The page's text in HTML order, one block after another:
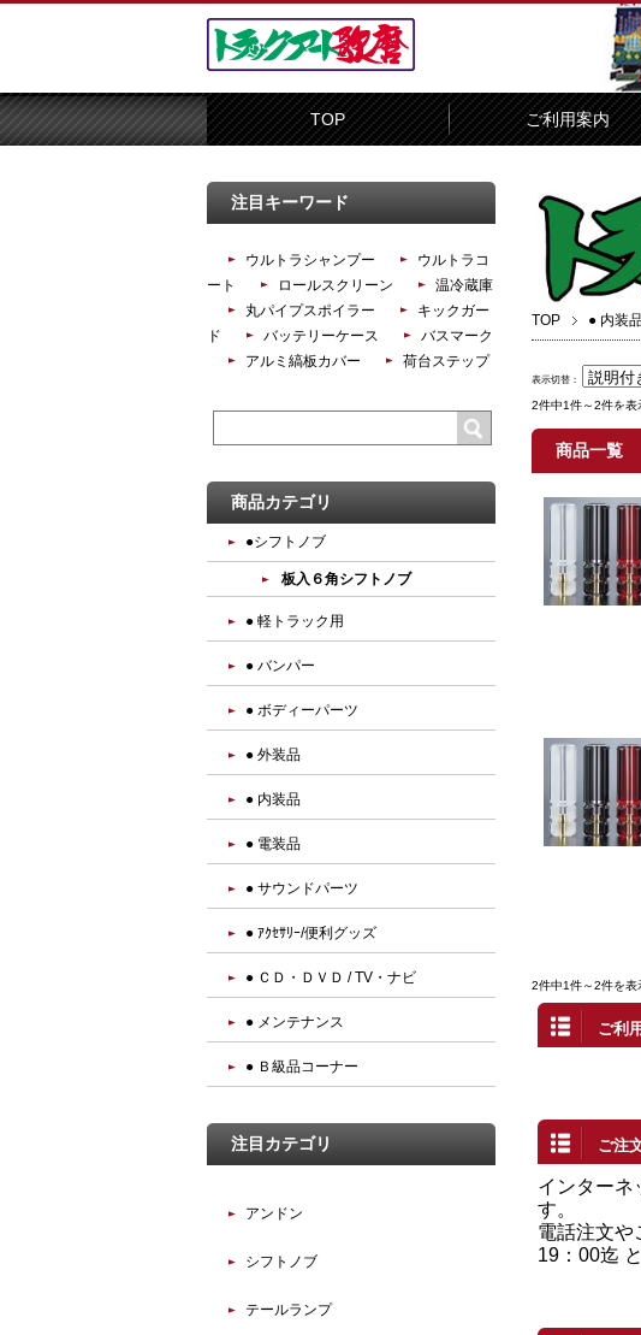
TOP ご利用案内
TOP ● 内装
表示切替：
2件中1件～2件を表
商品一覧
2件中1件～2件を表
ご利
ご注
インターネ
す。
電話注文や
19：00迄
注目キーワード
ウルトラシャンプー
ウルトラコ
ート
ロールスクリーン
温冷蔵庫
丸パイプスポイラー
キックガー
ド
バッテリーケース
バスマーク
アルミ縞板カバー
荷台ステップ
商品カテゴリ
●シフトノブ
板入６角シフトノブ
● 軽トラック用
● バンパー
● ボディーパーツ
● 外装品
● 内装品
● 電装品
● サウンドパーツ
● ｱｸｾｻﾘｰ/便利グッズ
● ＣＤ・ＤＶＤ / TV・ナビ
● メンテナンス
● Ｂ級品コーナー
注目カテゴリ
アンドン
シフトノブ
テールランプ